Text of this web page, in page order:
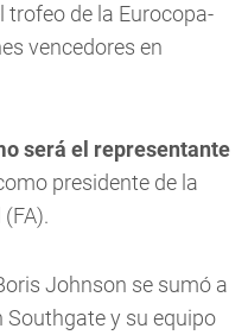
trofeo de la Eurocopa-
vencedores en
será el representante
presidente de la
Johnson se sumó a
Southgate y su equipo